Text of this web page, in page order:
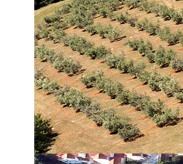
PROGRAMSKO FINANCIRANJE
Izvještavanje po uredbi
Projekti Instituta
Dialogue4Tourism
REVIVE
WASTEREDUCE
MITOMED+
WINTERMED
CASTWATER
INHERIT